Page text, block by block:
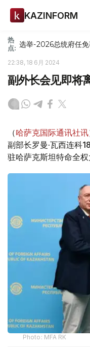
KAZINFORM
热
点: 选举-2026总统府任免
22:38, 18 6月 2024
副外长会见即将
（哈萨克国际通讯社讯
副部长罗曼·瓦西连科
驻哈萨克斯坦特命全权
Photo: MFA RK